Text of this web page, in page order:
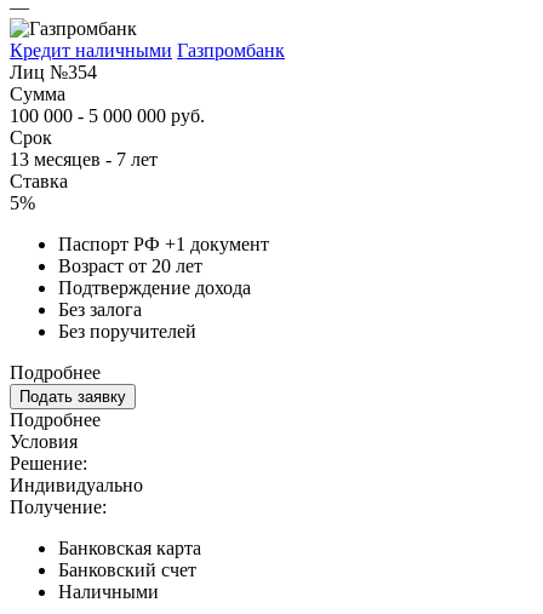
—
Кредит наличными Газпромбанк
Лиц №354
Сумма
100 000 - 5 000 000 руб.
Срок
13 месяцев - 7 лет
Ставка
5%
Паспорт РФ +1 документ
Возраст от 20 лет
Подтверждение дохода
Без залога
Без поручителей
Подробнее
Подать заявку
Подробнее
Условия
Решение:
Индивидуально
Получение:
Банковская карта
Банковский счет
Наличными